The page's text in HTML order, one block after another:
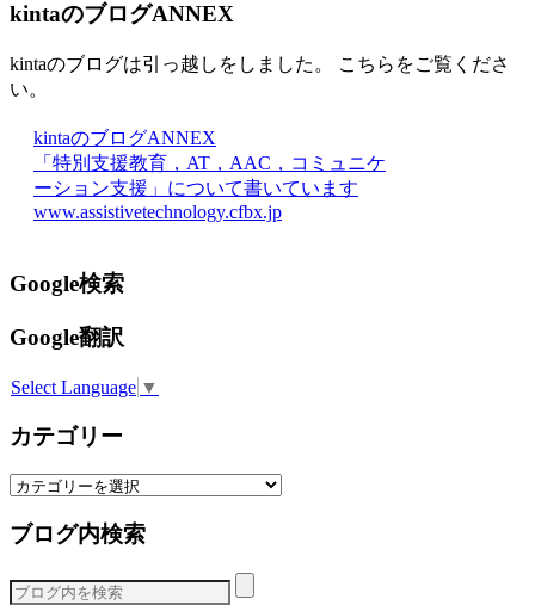
kintaのブログANNEX
kintaのブログは引っ越しをしました。 こちらをご覧くださ
い。
kintaのブログANNEX
「特別支援教育，AT，AAC，コミュニケ
ーション支援」について書いています
www.assistivetechnology.cfbx.jp
Google検索
Google翻訳
Select Language ▼
カテゴリー
カ
ゴ
ー
ブログ内検索